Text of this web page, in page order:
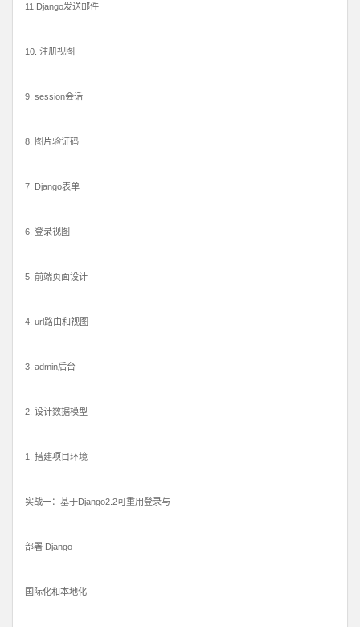
11.Django发送邮件
10. 注册视图
9. session会话
8. 图片验证码
7. Django表单
6. 登录视图
5. 前端页面设计
4. url路由和视图
3. admin后台
2. 设计数据模型
1. 搭建项目环境
实战一：基于Django2.2可重用登录与
部署 Django
国际化和本地化